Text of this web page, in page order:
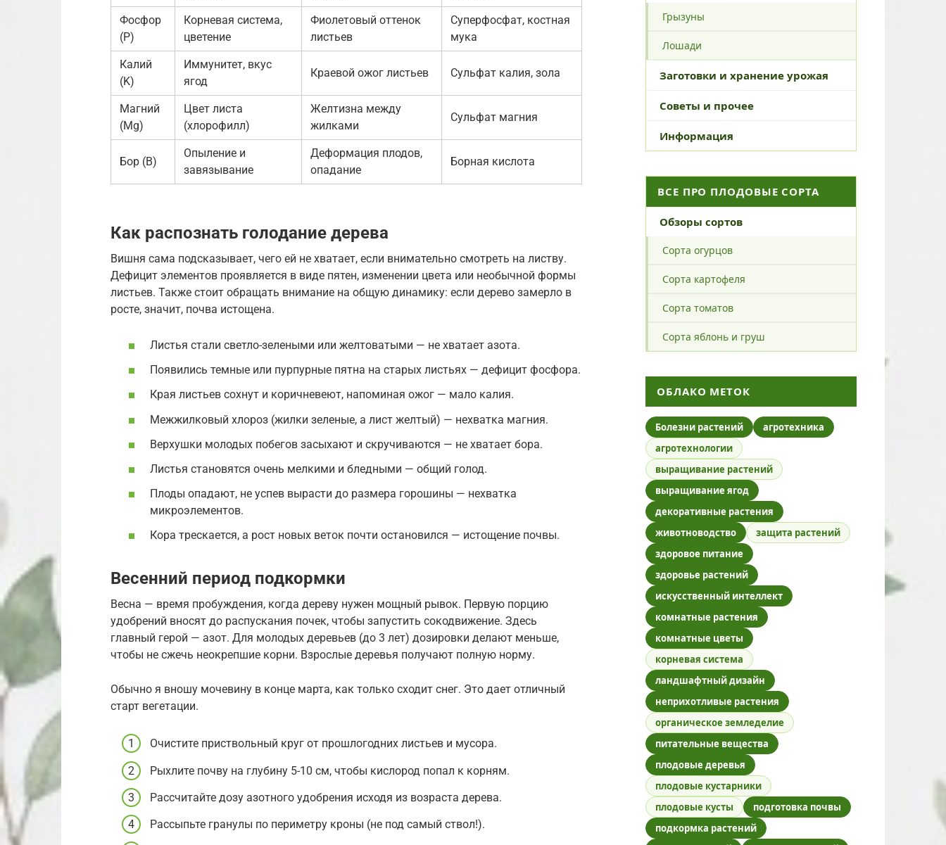
Фосфор
(P)
Корневая система,
цветение
Фиолетовый оттенок
листьев
Суперфосфат, костная
мука
Калий
(K)
Иммунитет, вкус
ягод
Краевой ожог листьев Сульфат калия, зола
Магний
(Mg)
Цвет листа
(хлорофилл)
Желтизна между
жилками
Сульфат магния
Бор (B)
Опыление и
завязывание
Деформация плодов,
опадание
Борная кислота
Как распознать голодание дерева
Вишня сама подсказывает, чего ей не хватает, если внимательно смотреть на листву.
Дефицит элементов проявляется в виде пятен, изменении цвета или необычной формы
листьев. Также стоит обращать внимание на общую динамику: если дерево замерло в
росте, значит, почва истощена.
Листья стали светло-зелеными или желтоватыми — не хватает азота.
Появились темные или пурпурные пятна на старых листьях — дефицит фосфора.
Края листьев сохнут и коричневеют, напоминая ожог — мало калия.
Межжилковый хлороз (жилки зеленые, а лист желтый) — нехватка магния.
Верхушки молодых побегов засыхают и скручиваются — не хватает бора.
Листья становятся очень мелкими и бледными — общий голод.
Плоды опадают, не успев вырасти до размера горошины — нехватка
микроэлементов.
Кора трескается, а рост новых веток почти остановился — истощение почвы.
Весенний период подкормки
Весна — время пробуждения, когда дереву нужен мощный рывок. Первую порцию
удобрений вносят до распускания почек, чтобы запустить сокодвижение. Здесь
главный герой — азот. Для молодых деревьев (до 3 лет) дозировки делают меньше,
чтобы не сжечь неокрепшие корни. Взрослые деревья получают полную норму.
Обычно я вношу мочевину в конце марта, как только сходит снег. Это дает отличный
старт вегетации.
Очистите приствольный круг от прошлогодних листьев и мусора.
Рыхлите почву на глубину 5-10 см, чтобы кислород попал к корням.
Рассчитайте дозу азотного удобрения исходя из возраста дерева.
Рассыпьте гранулы по периметру кроны (не под самый ствол!).
Грызуны
Лошади
Заготовки и хранение урожая
Советы и прочее
Информация
ВСЕ ПРО ПЛОДОВЫЕ СОРТА
Обзоры сортов
Сорта огурцов
Сорта картофеля
Сорта томатов
Сорта яблонь и груш
ОБЛАКО МЕТОК
Болезни растений
агротехника
агротехнологии
выращивание растений
выращивание ягод
декоративные растения
животноводство
защита растений
здоровое питание
здоровье растений
искусственный интеллект
комнатные растения
комнатные цветы
корневая система
ландшафтный дизайн
неприхотливые растения
органическое земледелие
питательные вещества
плодовые деревья
плодовые кустарники
плодовые кусты
подготовка почвы
подкормка растений